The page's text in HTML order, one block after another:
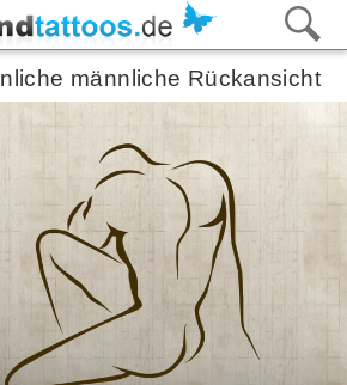
männliche Rückansicht